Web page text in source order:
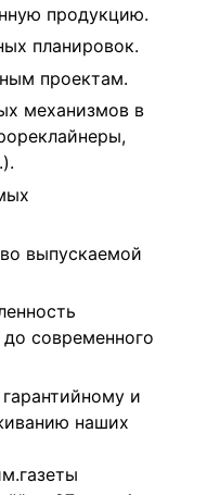
продукцию.
планировок.
проектам.
механизмов в
выпускаемой
современного
и
наших